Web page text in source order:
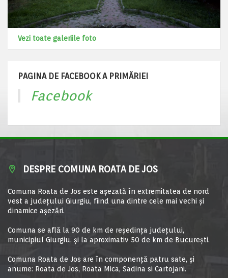
Vezi toate galeriile foto
PAGINA DE FACEBOOK A PRIMĂRIEI
Facebook
DESPRE COMUNA ROATA DE JOS
Comuna Roata de Jos este aşezată în extremitatea de nord
vest a judeţului Giurgiu, fiind una dintre cele mai vechi şi
dinamice aşezări.
Comuna se află la 90 de km de reşedinţa judeţului,
municipiul Giurgiu, şi la aproximativ 50 de km de Bucureşti.
Comuna Roata de Jos are în componență patru sate, și
anume: Roata de Jos, Roata Mica, Sadina si Cartojani.